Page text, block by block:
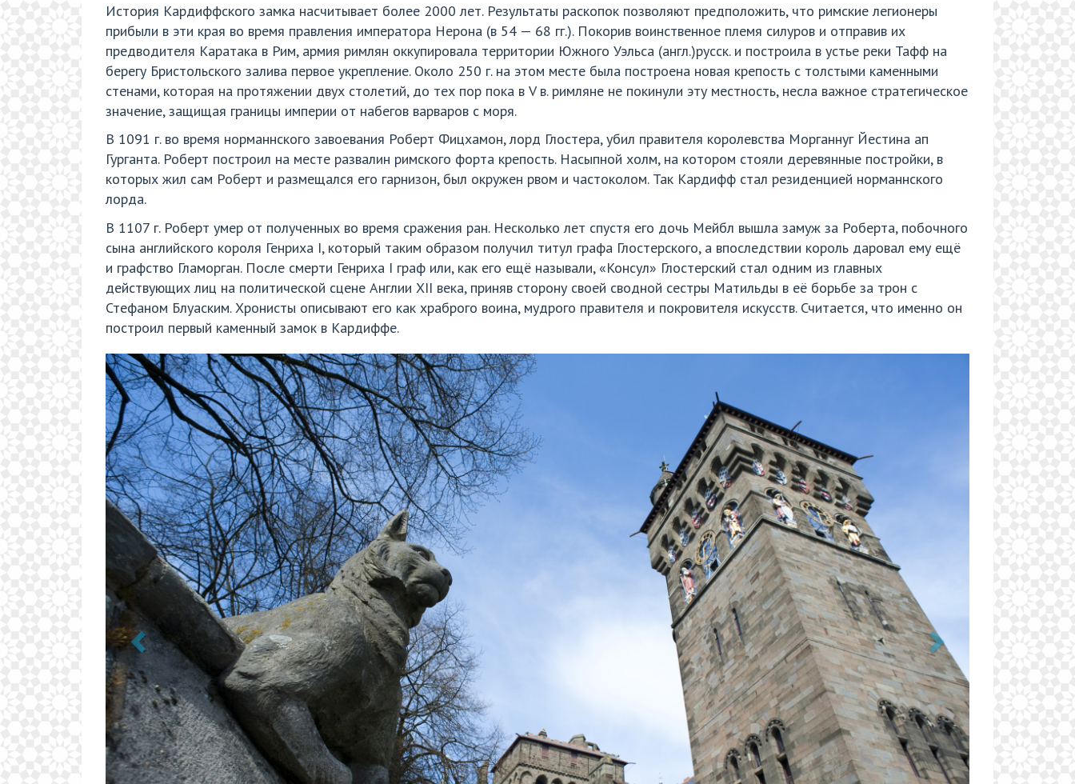
История Кардиффского замка насчитывает более 2000 лет. Результаты раскопок позволяют предположить, что римские легионеры
прибыли в эти края во время правления императора Нерона (в 54 — 68 гг.). Покорив воинственное племя силуров и отправив их
предводителя Каратака в Рим, армия римлян оккупировала территории Южного Уэльса (англ.)русск. и построила в устье реки Тафф на
берегу Бристольского залива первое укрепление. Около 250 г. на этом месте была построена новая крепость с толстыми каменными
стенами, которая на протяжении двух столетий, до тех пор пока в V в. римляне не покинули эту местность, несла важное стратегическое
значение, защищая границы империи от набегов варваров с моря.
В 1091 г. во время норманнского завоевания Роберт Фицхамон, лорд Глостера, убил правителя королевства Морганнуг Йестина ап
Гурганта. Роберт построил на месте развалин римского форта крепость. Насыпной холм, на котором стояли деревянные постройки, в
которых жил сам Роберт и размещался его гарнизон, был окружен рвом и частоколом. Так Кардифф стал резиденцией норманнского
лорда.
В 1107 г. Роберт умер от полученных во время сражения ран. Несколько лет спустя его дочь Мейбл вышла замуж за Роберта, побочного
сына английского короля Генриха I, который таким образом получил титул графа Глостерского, а впоследствии король даровал ему ещё
и графство Гламорган. После смерти Генриха I граф или, как его ещё называли, «Консул» Глостерский стал одним из главных
действующих лиц на политической сцене Англии XII века, приняв сторону своей сводной сестры Матильды в её борьбе за трон с
Стефаном Блуаским. Хронисты описывают его как храброго воина, мудрого правителя и покровителя искусств. Считается, что именно он
построил первый каменный замок в Кардиффе.